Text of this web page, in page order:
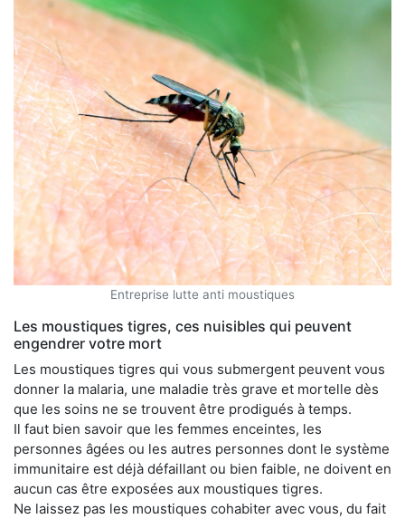
Entreprise lutte anti moustiques
Les moustiques tigres, ces nuisibles qui peuvent
engendrer votre mort
Les moustiques tigres qui vous submergent peuvent vous
donner la malaria, une maladie très grave et mortelle dès
que les soins ne se trouvent être prodigués à temps.
Il faut bien savoir que les femmes enceintes, les
personnes âgées ou les autres personnes dont le système
immunitaire est déjà défaillant ou bien faible, ne doivent en
aucun cas être exposées aux moustiques tigres.
Ne laissez pas les moustiques cohabiter avec vous, du fait